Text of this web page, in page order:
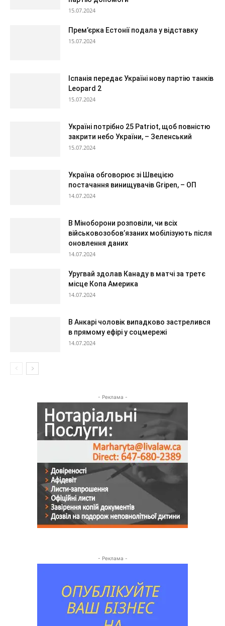
15.07.2024
Прем’єрка Естонії подала у відставку
15.07.2024
Іспанія передає Україні нову партію танків
Leopard 2
15.07.2024
Україні потрібно 25 Patriot, щоб повністю
закрити небо України, – Зеленський
15.07.2024
Україна обговорює зі Швецією
постачання винищувачів Gripen, – ОП
14.07.2024
В Міноборони розповіли, чи всіх
військовозобов’язаних мобілізують після
оновлення даних
14.07.2024
Уругвай здолав Канаду в матчі за третє
місце Копа Америка
14.07.2024
В Анкарі чоловік випадково застрелився
в прямому ефірі у соцмережі
14.07.2024
- Реклама -
- Реклама -